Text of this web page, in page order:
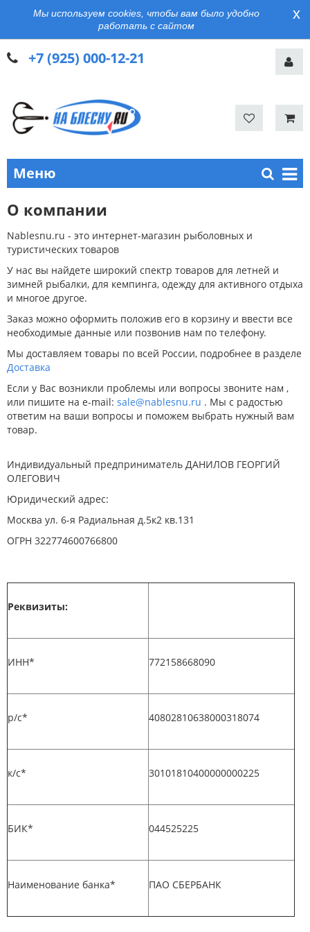
Мы используем cookies, чтобы вам было удобно
работать с сайтом
x
+7 (925) 000-12-21
Меню
О компании
Nablesnu.ru - это интернет-магазин рыболовных и
туристических товаров
У нас вы найдете широкий спектр товаров для летней и
зимней рыбалки, для кемпинга, одежду для активного отдыха
и многое другое.
Заказ можно оформить положив его в корзину и ввести все
необходимые данные или позвонив нам по телефону.
Мы доставляем товары по всей России, подробнее в разделе
Доставка
Если у Вас возникли проблемы или вопросы звоните нам ,
или пишите на e-mail: sale@nablesnu.ru . Мы с радостью
ответим на ваши вопросы и поможем выбрать нужный вам
товар.
Индивидуальный предприниматель ДАНИЛОВ ГЕОРГИЙ
ОЛЕГОВИЧ
Юридический адрес:
Москва ул. 6-я Радиальная д.5к2 кв.131
ОГРН 322774600766800
Реквизиты:
ИНН* 772158668090
р/с* 40802810638000318074
к/с* 30101810400000000225
БИК* 044525225
Наименование банка* ПАО СБЕРБАНК